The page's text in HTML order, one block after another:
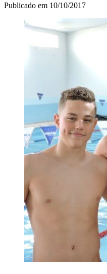
Publicado em 10/10/2017